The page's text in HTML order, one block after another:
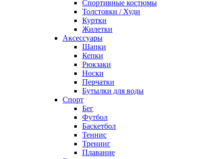
Спортивные костюмы
Толстовки / Худи
Куртки
Жилетки
Аксессуары
Шапки
Кепки
Рюкзаки
Носки
Перчатки
Бутылки для воды
Спорт
Бег
Футбол
Баскетбол
Теннис
Тренинг
Плавание